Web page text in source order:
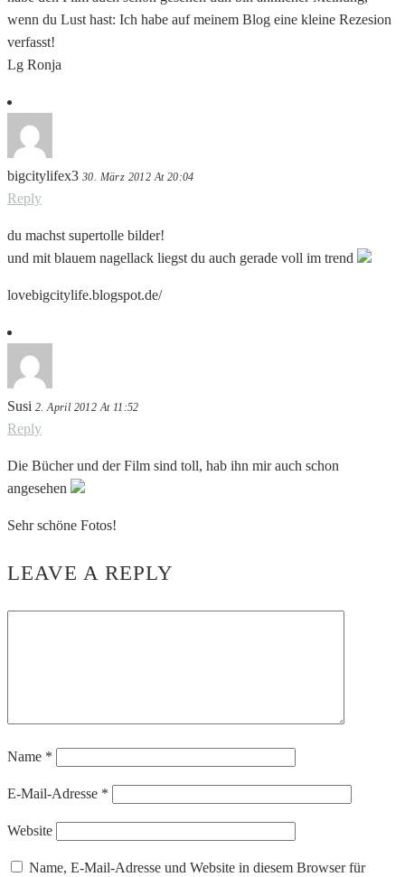
wenn du Lust hast: Ich habe auf meinem Blog eine kleine Rezesion
verfasst!
Lg Ronja
bigcitylifex3 30. März 2012 At 20:04
Reply
du machst supertolle bilder!
und mit blauem nagellack liegst du auch gerade voll im trend
lovebigcitylife.blogspot.de/
Susi 2. April 2012 At 11:52
Reply
Die Bücher und der Film sind toll, hab ihn mir auch schon
angesehen
Sehr schöne Fotos!
LEAVE A REPLY
Name *
E-Mail-Adresse *
Website
Name, E-Mail-Adresse und Website in diesem Browser für